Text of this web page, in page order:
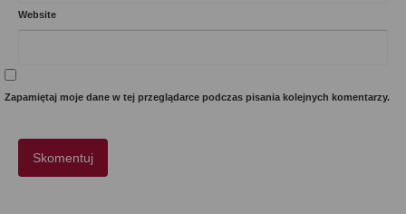
Website
Zapamiętaj moje dane w tej przeglądarce podczas pisania kolejnych komentarzy.